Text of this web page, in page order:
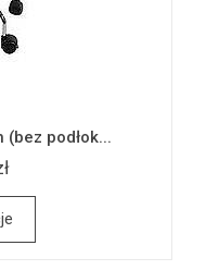
(bez podłok...